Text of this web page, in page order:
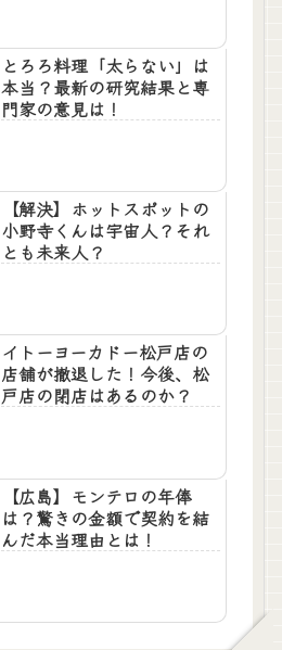
とろろ料理「太らない」は
本当？最新の研究結果と専
門家の意見は！
【解決】ホットスポットの
小野寺くんは宇宙人？それ
とも未来人？
イトーヨーカドー松戸店の
店舗が撤退した！今後、松
戸店の閉店はあるのか？
【広島】モンテロの年俸
は？驚きの金額で契約を結
んだ本当理由とは！